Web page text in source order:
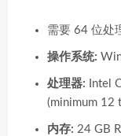
需要 64 位处
操作系统:
处理器: Intel
(minimum 12
内存: 24 GB